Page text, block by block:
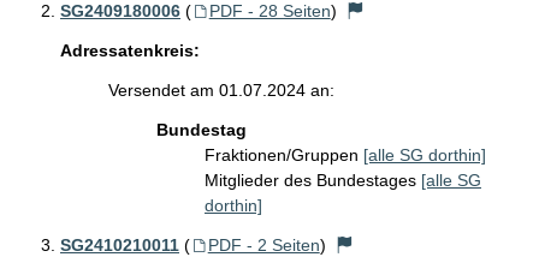
SG2409180006 ( PDF - 28 Seiten)
Adressatenkreis:
Versendet am 01.07.2024 an:
Bundestag
Fraktionen/Gruppen [alle SG dorthin]
Mitglieder des Bundestages [alle SG
dorthin]
SG2410210011 ( PDF - 2 Seiten)